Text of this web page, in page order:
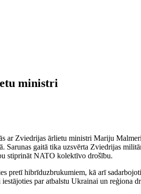
ministri
ar Zviedrijas ārlietu ministri Mariju
gaitā tika uzsvērta Zviedrijas
stiprināt NATO kolektīvo drošību.
pretī hibrīduzbrukumiem, kā arī
par atbalstu Ukrainai un reģiona